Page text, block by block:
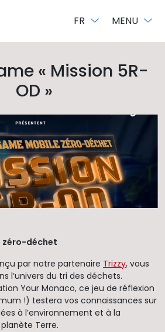
FR MENU
« Mission 5R-
OD »
zéro-déchet
par notre partenaire Trizzy, vous
l’univers du tri des déchets.
Your Monaco, ce jeu de réflexion
!) testera vos connaissances sur
à l’environnement et à la
Terre.